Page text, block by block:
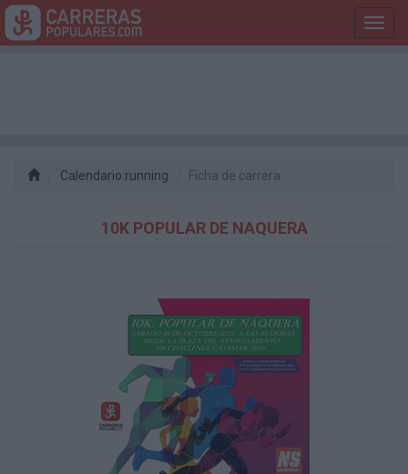
Calendario running Ficha de carrera
10K POPULAR DE NAQUERA